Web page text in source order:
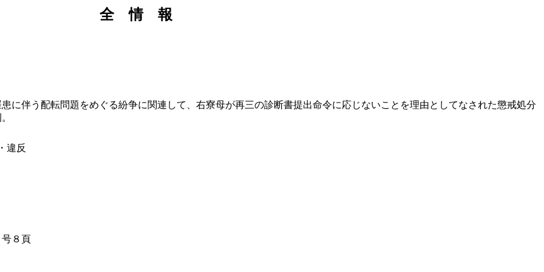
全 情 報
伴う配転問題をめぐる紛争に関連して、右寮母が再三の診断書提出命令に応じないことを理由としてなされた懲戒処分
違反
８頁